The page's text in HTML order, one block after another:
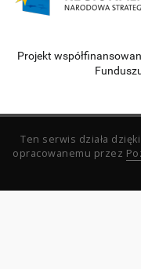
Projekt
Ten serwis działa
opracowanemu przez